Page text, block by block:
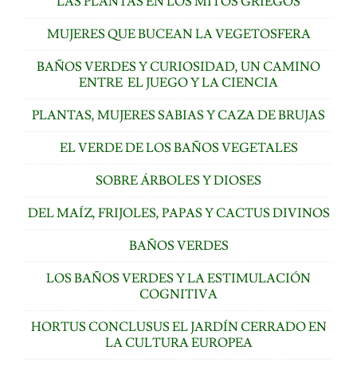
MUJERES QUE BUCEAN LA VEGETOSFERA
BAÑOS VERDES Y CURIOSIDAD, UN CAMINO
ENTRE EL JUEGO Y LA CIENCIA
PLANTAS, MUJERES SABIAS Y CAZA DE BRUJAS
EL VERDE DE LOS BAÑOS VEGETALES
SOBRE ÁRBOLES Y DIOSES
DEL MAÍZ, FRIJOLES, PAPAS Y CACTUS DIVINOS
BAÑOS VERDES
LOS BAÑOS VERDES Y LA ESTIMULACIÓN
COGNITIVA
HORTUS CONCLUSUS EL JARDÍN CERRADO EN
LA CULTURA EUROPEA